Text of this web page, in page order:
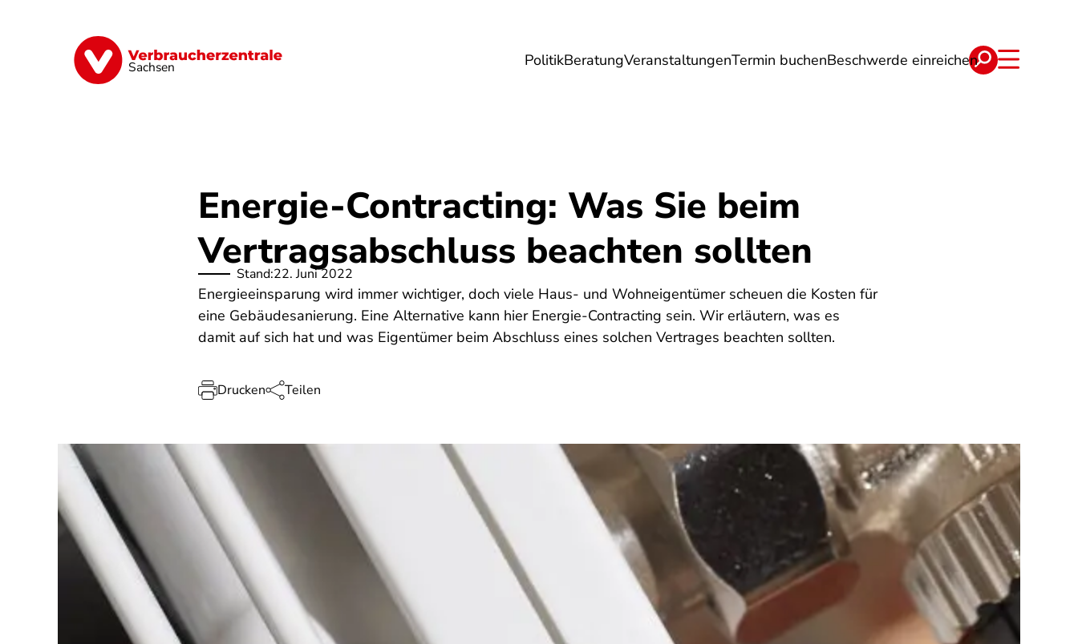
Sachsen PolitikBeratungVeranstaltungenTermin buchenBeschwerde einreichen
Vorsorge Verträge Geld & Versicherungen Digitales Energie & Wohnen Lebensmittel & Ernährung
Energie-Contracting: Was Sie beim
Vertragsabschluss beachten sollten
Stand:22. Juni 2022
Energieeinsparung wird immer wichtiger, doch viele Haus- und Wohneigentümer scheuen die Kosten für
eine Gebäudesanierung. Eine Alternative kann hier Energie-Contracting sein. Wir erläutern, was es
damit auf sich hat und was Eigentümer beim Abschluss eines solchen Vertrages beachten sollten.
Drucken Teilen